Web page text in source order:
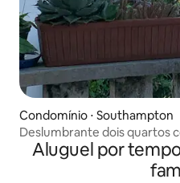
Condomínio ⋅ Southampton
Deslumbrante dois quartos
golfe
Aluguel por